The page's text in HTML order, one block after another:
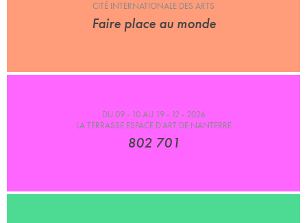
CITÉ INTERNATIONALE DES ARTS
Faire place au monde
DU 09 - 10 AU 19 - 12 - 2026
LA TERRASSE ESPACE D’ART DE NANTERRE
802 701